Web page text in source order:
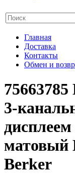
Главная
Доставка
Контакты
Обмен и
3-
матовый
Berker